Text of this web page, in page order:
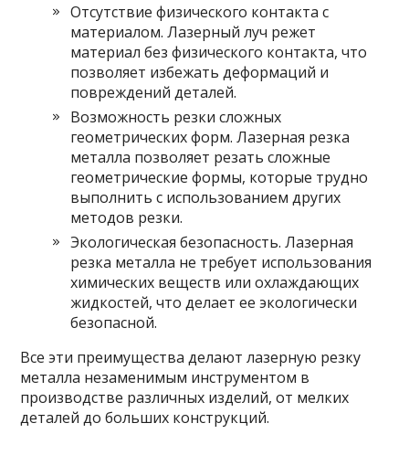
Отсутствие физического контакта с
материалом. Лазерный луч режет
материал без физического контакта, что
позволяет избежать деформаций и
повреждений деталей.
Возможность резки сложных
геометрических форм. Лазерная резка
металла позволяет резать сложные
геометрические формы, которые трудно
выполнить с использованием других
методов резки.
Экологическая безопасность. Лазерная
резка металла не требует использования
химических веществ или охлаждающих
жидкостей, что делает ее экологически
безопасной.
Все эти преимущества делают лазерную резку
металла незаменимым инструментом в
производстве различных изделий, от мелких
деталей до больших конструкций.